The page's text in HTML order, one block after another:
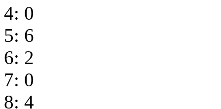
4: 0
5: 6
6: 2
7: 0
8: 4